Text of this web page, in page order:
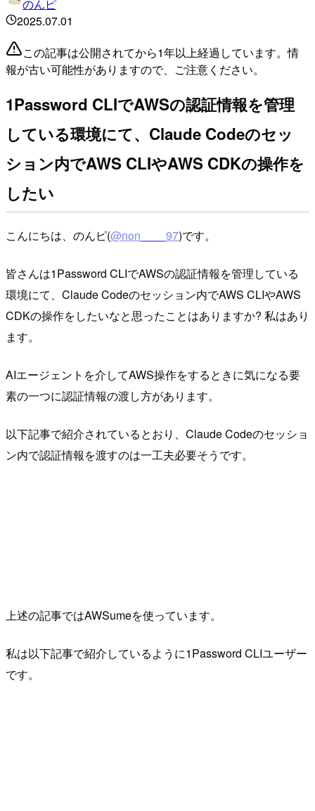
のんピ
2025.07.01
この記事は公開されてから1年以上経過しています。情
報が古い可能性がありますので、ご注意ください。
1Password CLIでAWSの認証情報を管理
している環境にて、Claude Codeのセッ
ション内でAWS CLIやAWS CDKの操作を
したい
こんにちは、のんピ(@non____97)です。
皆さんは1Password CLIでAWSの認証情報を管理している
環境にて、Claude Codeのセッション内でAWS CLIやAWS
CDKの操作をしたいなと思ったことはありますか? 私はあり
ます。
AIエージェントを介してAWS操作をするときに気になる要
素の一つに認証情報の渡し方があります。
以下記事で紹介されているとおり、Claude Codeのセッショ
ン内で認証情報を渡すのは一工夫必要そうです。
上述の記事ではAWSumeを使っています。
私は以下記事で紹介しているように1Password CLIユーザー
です。